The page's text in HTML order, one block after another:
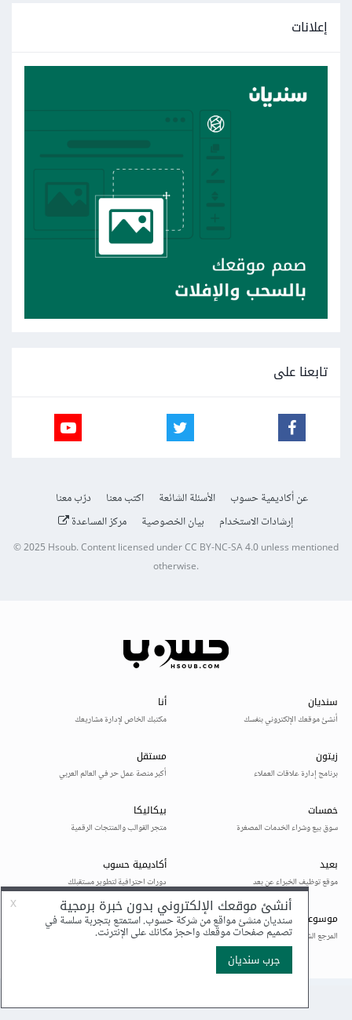
إعلانات
تابعنا على
عن أكاديمية حسوب الأسئلة الشائعة اكتب معنا
درّب معنا
إرشادات الاستخدام
بيان الخصوصية مركز المساعدة
© 2025Hsoub.Content licensed underCC BY-NC-SA 4.0unless mentioned
otherwise.